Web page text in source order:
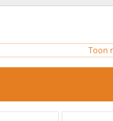
Toon